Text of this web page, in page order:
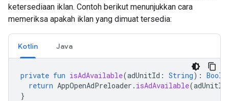
ketersediaan iklan. Contoh berikut menunjukkan cara
memeriksa apakah iklan yang dimuat tersedia:
Kotlin Java
private fun isAdAvailable(adUnitId : String):
return AppOpenAdPreloader . isAdAvailable(adUnitId
}